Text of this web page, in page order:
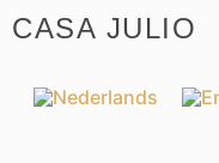
CASA JULIO